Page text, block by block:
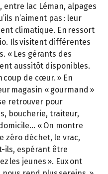
lac Léman, alpages
n’aiment pas : leur
climatique. En ressort
Ils visitent différentes
« Les gérants des
aussitôt disponibles.
coup de cœur. » En
magasin « gourmand »
retrouver pour
boucherie, traiteur,
« On montre
zéro déchet, le vrac,
ils, espérant être
les jeunes ». Eux ont